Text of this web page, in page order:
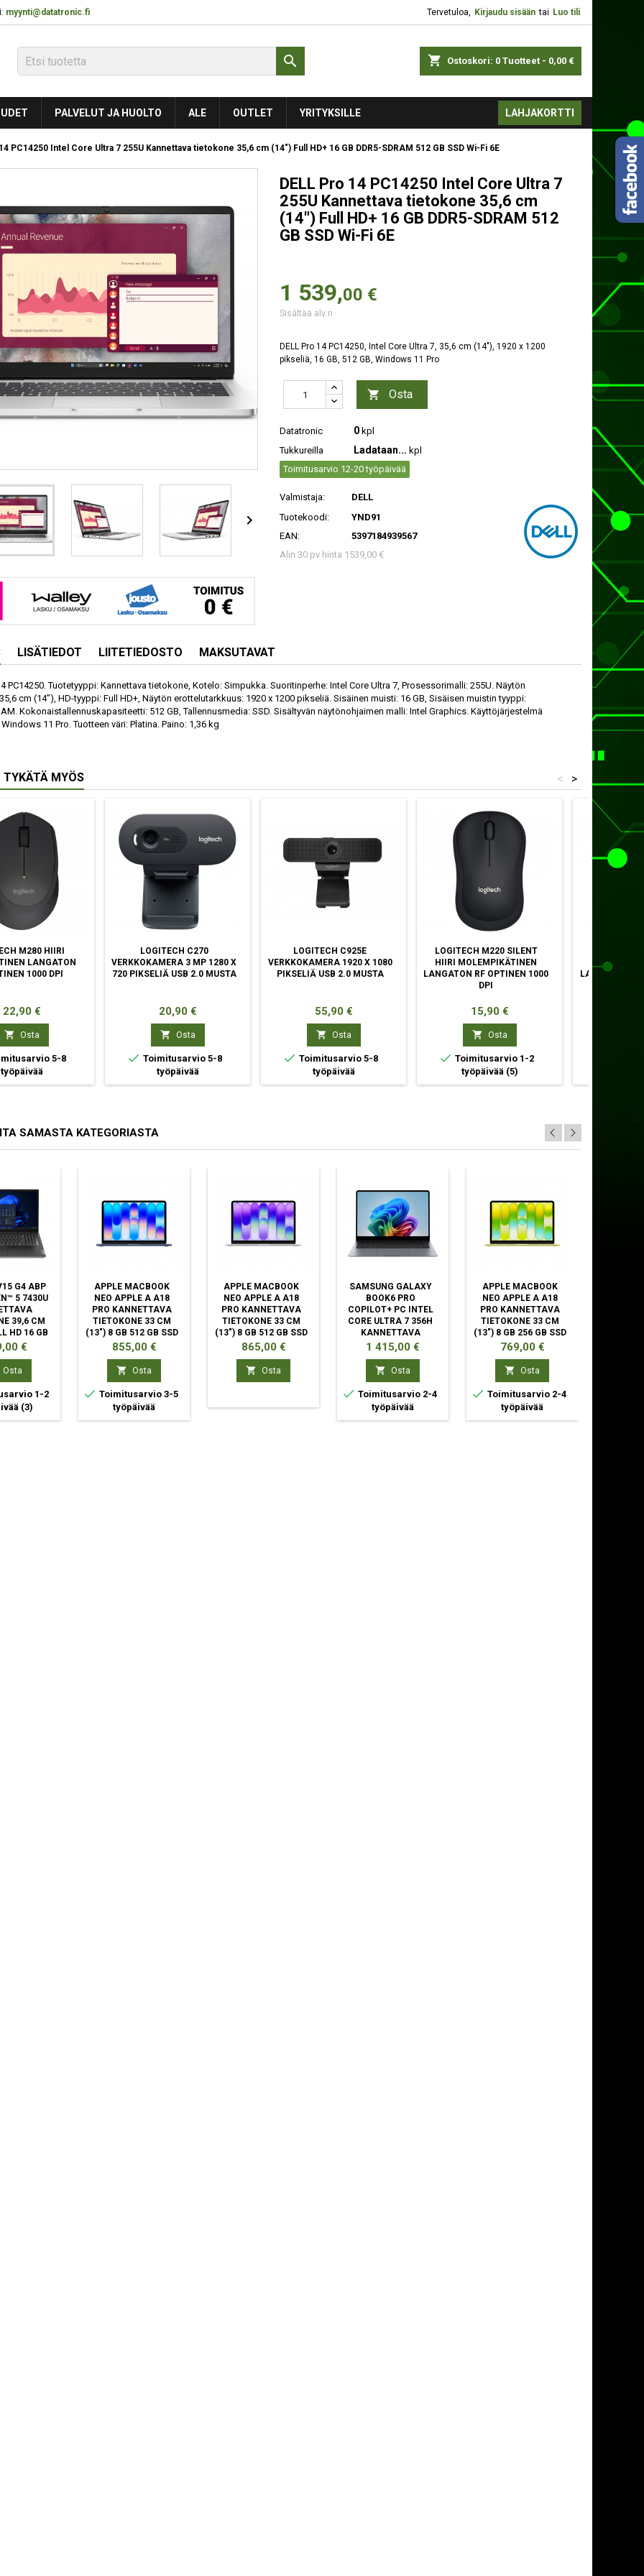
myynti@datatronic.fi Tervetuloa, Kirjaudu sisään tai Luo tili
shopping_cart Ostoskori: 0 Tuotteet - 0,00 €

PALVELUT JA HUOLTO ALE OUTLET YRITYKSILLE LAHJAKORTTI
PC14250 Intel Core Ultra 7 255U Kannettava tietokone 35,6 cm (14") Full HD+ 16 GB DDR5-SDRAM 512 GB SSD Wi-Fi 6E

DELL Pro 14 PC14250 Intel Core Ultra 7
255U Kannettava tietokone 35,6 cm
(14") Full HD+ 16 GB DDR5-SDRAM 512
GB SSD Wi-Fi 6E
1 539,00 €
Sisältää alv:n
DELL Pro 14 PC14250, Intel Core Ultra 7, 35,6 cm (14"), 1920 x 1200
pikseliä, 16 GB, 512 GB, Windows 11 Pro
 Osta
Datatronic 0 kpl
Tukkureilla
Ladataan... kpl
Toimitusarvio 12-20 työpäivää
Valmistaja:
DELL
Tuotekoodi:
YND91
EAN:
5397184939567
Alin 30 pv hinta 1539,00 €
LISÄTIEDOT LIITETIEDOSTO MAKSUTAVAT
PC14250. Tuotetyyppi: Kannettava tietokone, Kotelo: Simpukka. Suoritinperhe: Intel Core Ultra 7, Prosessorimalli: 255U. Näytön
cm (14"), HD-tyyppi: Full HD+, Näytön erottelutarkkuus: 1920 x 1200 pikseliä. Sisäinen muisti: 16 GB, Sisäisen muistin tyyppi:
Kokonaistallennuskapasiteetti: 512 GB, Tallennusmedia: SSD. Sisältyvän näytönohjaimen malli: Intel Graphics. Käyttöjärjestelmä
11 Pro. Tuotteen väri: Platina. Paino: 1,36 kg
TYKÄTÄ MYÖS >
<
M280 HIIRI
LANGATON
1000 DPI
Hinta
22,90 €
 Osta
5-8
työpäivää
LOGITECH C270
VERKKOKAMERA 3 MP 1280 X
720 PIKSELIÄ USB 2.0 MUSTA
Hinta
20,90 €
 Osta
 Toimitusarvio 5-8
työpäivää
LOGITECH C925E
VERKKOKAMERA 1920 X 1080
PIKSELIÄ USB 2.0 MUSTA
Hinta
55,90 €
 Osta
 Toimitusarvio 5-8
työpäivää
LOGITECH M220 SILENT
HIIRI MOLEMPIKÄTINEN
LANGATON RF OPTINEN 1000
DPI
Hinta
15,90 €
 Osta
 Toimitusarvio 1-2
työpäivää (5)
HIIRI
LANGATON
SAMASTA KATEGORIASTA
G4 ABP
5 7430U
39,6 CM
HD 16 GB
512 GB
FI 6
€
Osta
1-2
(3)
APPLE MACBOOK
NEO APPLE A A18
PRO KANNETTAVA
TIETOKONE 33 CM
(13") 8 GB 512 GB SSD
WI-FI 6E (802.11AX)
MACOS TAHOE
INDIGO
Hinta
855,00 €
 Osta
 Toimitusarvio 3-5
työpäivää
APPLE MACBOOK
NEO APPLE A A18
PRO KANNETTAVA
TIETOKONE 33 CM
(13") 8 GB 512 GB SSD
WI-FI 6E (802.11AX)
MACOS TAHOE
HOPEA
Hinta
865,00 €
 Osta
SAMSUNG GALAXY
BOOK6 PRO
COPILOT+ PC INTEL
CORE ULTRA 7 356H
KANNETTAVA
TIETOKONE 35,6 CM
(14")
KOSKETUSNÄYTTÖ
Hinta
1 415,00 €
 Osta
 Toimitusarvio 2-4
työpäivää
APPLE MACBOOK
NEO APPLE A A18
PRO KANNETTAVA
TIETOKONE 33 CM
(13") 8 GB 256 GB SSD
WI-FI 6E (802.11AX)
MACOS TAHOE LIME
Hinta
769,00 €
 Osta
 Toimitusarvio 2-4
työpäivää